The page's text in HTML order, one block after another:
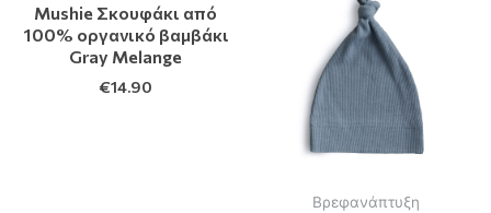
Mushie Σκουφάκι από
100% οργανικό βαμβάκι
Gray Melange
€14.90
Βρεφανάπτυξη